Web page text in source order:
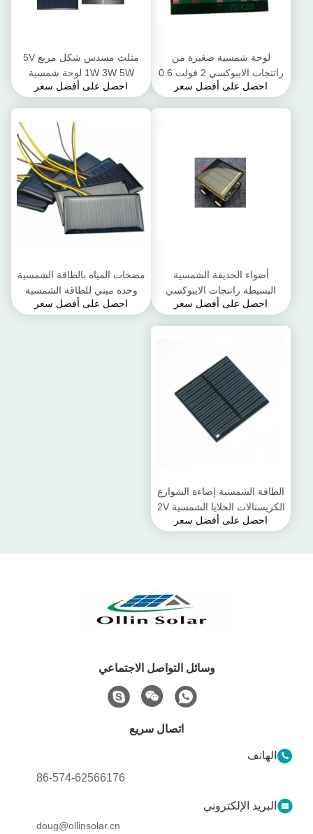
لوحة شمسية صغيرة من
راتنجات الايبوكسي 2 فولت 0.6
واط مع أسلاك لوح سيليكون
احصل على أفضل سعر
مثلث مسدس شكل مربع 5V
1W 3W 5W لوحة شمسية
صغيرة من راتنجات الايبوكسي
احصل على أفضل سعر
أضواء الحديقة الشمسية
البسيطة راتنجات الايبوكسي
الألواح الشمسية مع ارتفاع
احصل على أفضل سعر
مضخات المياه بالطاقة الشمسية
وحدة ميني للطاقة الشمسية
لوحة / الألواح الشمسية
احصل على أفضل سعر
الطاقة الشمسية إضاءة الشوارع
الكريستالات الخلايا الشمسية 2V
0.6W بدون إطار
احصل على أفضل سعر
وسائل التواصل الاجتماعي
اتصال سريع
الهاتف
86-574-62566176
البريد الإلكتروني
doug@ollinsolar.cn